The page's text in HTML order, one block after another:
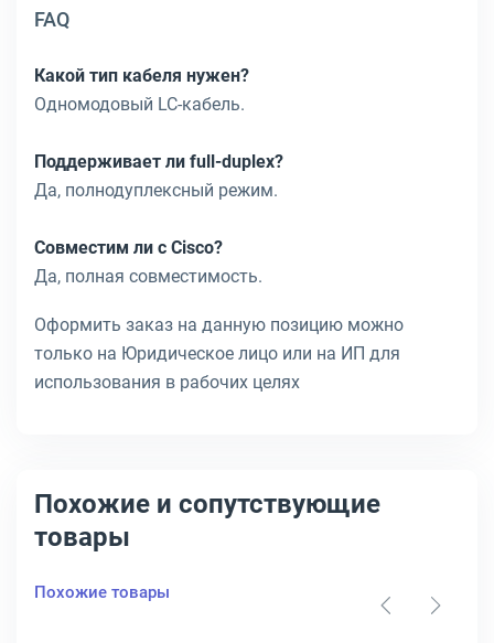
FAQ
Какой тип кабеля нужен?
Одномодовый LC-кабель.
Поддерживает ли full-duplex?
Да, полнодуплексный режим.
Совместим ли с Cisco?
Да, полная совместимость.
Оформить заказ на данную позицию можно
только на Юридическое лицо или на ИП для
использования в рабочих целях
Похожие и сопутствующие
товары
Похожие товары